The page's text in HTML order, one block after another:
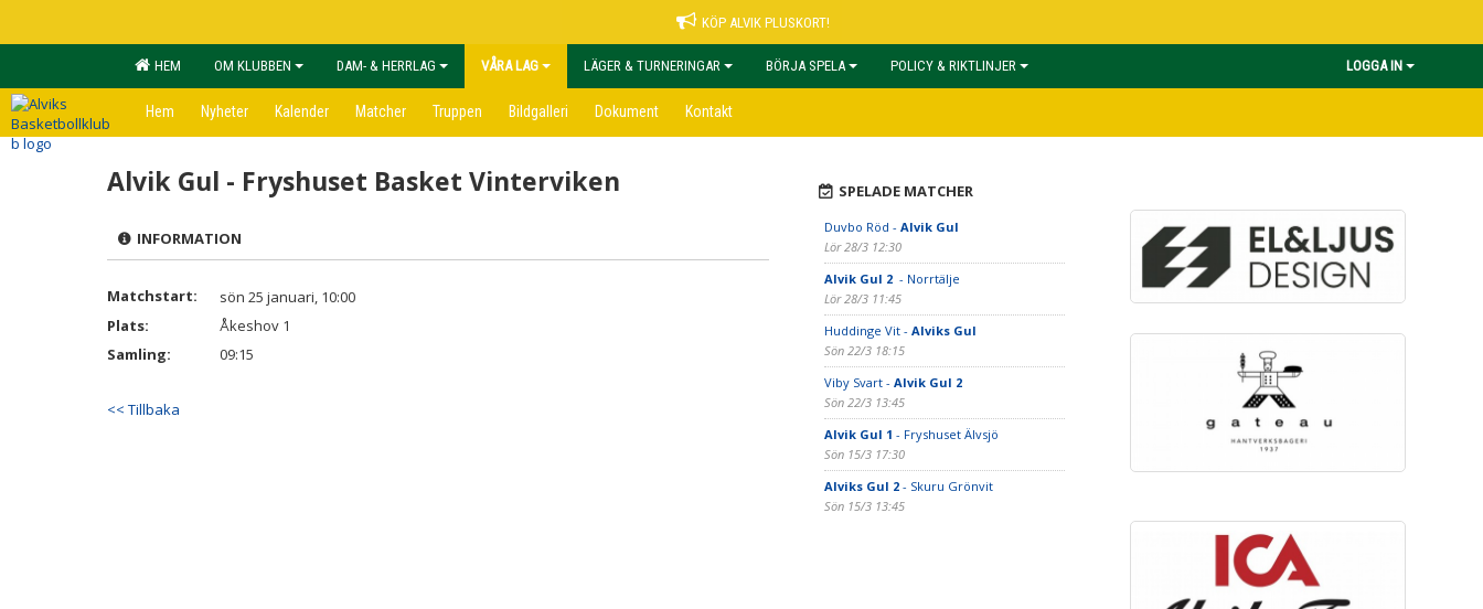
KÖP ALVIK PLUSKORT!
HEM OM KLUBBEN DAM- & HERRLAG VÅRA LAG LÄGER & TURNERINGAR BÖRJA SPELA POLICY & RIKTLINJER LOGGA IN
Hem Nyheter Kalender Matcher Truppen Bildgalleri Dokument Kontakt
Alvik Gul - Fryshuset Basket Vinterviken
INFORMATION
Matchstart:
sön 25 januari, 10:00
Plats:
Åkeshov 1
Samling:
09:15
<< Tillbaka
SPELADE MATCHER
Duvbo Röd - Alvik Gul
Lör 28/3 12:30
Alvik Gul 2 - Norrtälje
Lör 28/3 11:45
Huddinge Vit - Alviks Gul
Sön 22/3 18:15
Viby Svart - Alvik Gul 2
Sön 22/3 13:45
Alvik Gul 1 - Fryshuset Älvsjö
Sön 15/3 17:30
Alviks Gul 2- Skuru Grönvit
Sön 15/3 13:45